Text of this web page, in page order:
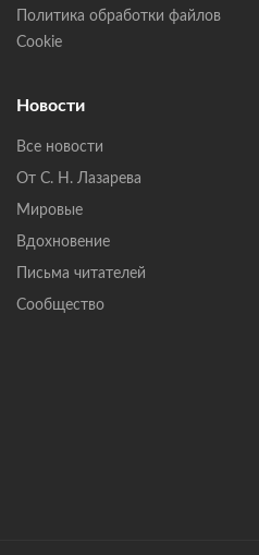
Политика обработки файлов
Cookie
Новости
Все новости
От С. Н. Лазарева
Мировые
Вдохновение
Письма читателей
Сообщество